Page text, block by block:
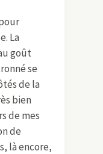
La
goût
se
de la
bien
de mes
de
là encore,